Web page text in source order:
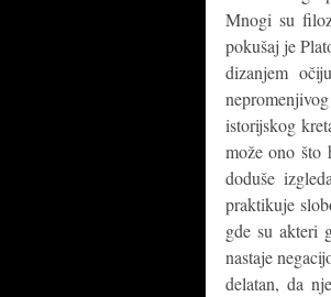
Mnogi su
pokušaj je
dizanjem
istorijskog
može ono što
doduše
praktikuje
gde su akteri
nastaje
delatan, da